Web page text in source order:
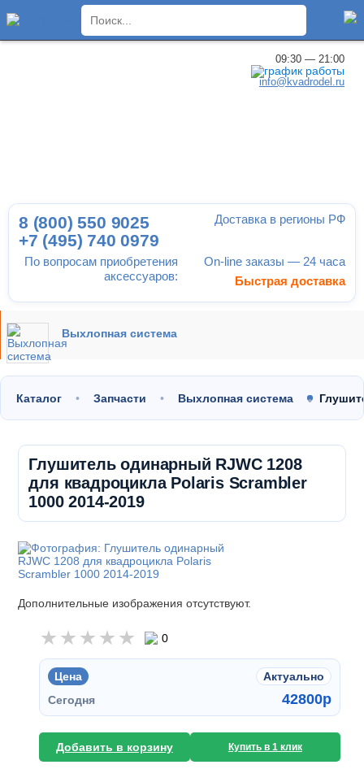
09:30 — 21:00
info@kvadrodel.ru
По вопросам приобретения
аксессуаров:
8 (800) 550 9025
+7 (495) 740 0979
Доставка в регионы РФ
On-line заказы — 24 часа
Быстрая доставка
Выхлопная система
Каталог Запчасти Выхлопная система
Глушитель одинарный RJWC 1208
для квадроцикла Polaris Scrambler
1000 2014-2019
Дополнительные изображения отсутствуют.
0
Цена
Актуально
Сегодня
42800p
Добавить в корзину Купить в 1 клик
×